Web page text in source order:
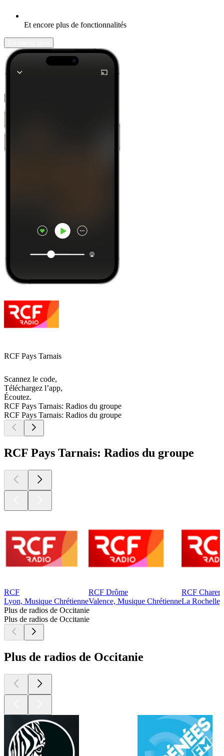
Et encore plus de fonctionnalités
RCF Pays Tarnais
Scannez le code,
Téléchargez l’app,
Écoutez.
RCF Pays Tarnais: Radios du groupe
RCF Pays Tarnais: Radios du groupe
RCF Pays Tarnais: Radios du groupe
RCF
Lyon, Musique Chrétienne
RCF Drôme
Valence, Musique Chrétienne
RCF
La Rochelle,
Plus de radios de Occitanie
Plus de radios de Occitanie
Plus de radios de Occitanie